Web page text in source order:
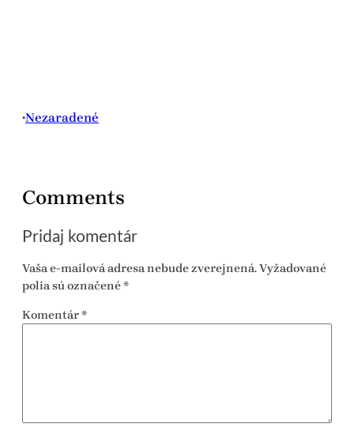
•Nezaradené
Comments
Pridaj komentár
Vaša e-mailová adresa nebude zverejnená.Vyžadované
polia sú označené*
Komentár*